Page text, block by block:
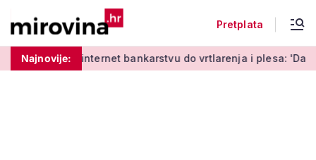
Pretplata
Najnovije:
o internet bankarstvu do vrtlarenja i plesa: 'Da starije